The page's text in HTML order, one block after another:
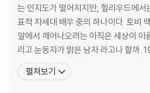
는 인지도가 떨어지지만, 헐리우드에서
표적 차세대 배우 중의 하나이다. 토비
알에서 깨어나오려는 아직은 세상이 아
리고 눈동자가 맑은 남자 라고나 할까. 1975년 6월 27일 미국 캘리
포니아주 산타모니카에서 태어난 토비
배우수업에만 전념했다. 아카데미 단편
펼쳐보기